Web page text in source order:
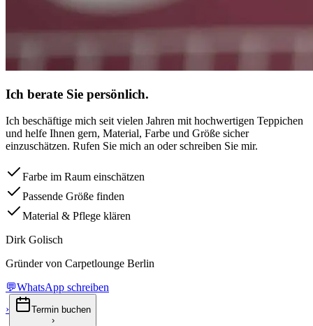
Ich berate Sie persönlich.
Ich beschäftige mich seit vielen Jahren mit hochwertigen Teppichen
und helfe Ihnen gern, Material, Farbe und Größe sicher
einzuschätzen. Rufen Sie mich an oder schreiben Sie mir.
Farbe im Raum einschätzen
Passende Größe finden
Material & Pflege klären
Dirk Golisch
Gründer von Carpetlounge Berlin
💬WhatsApp schreiben
›
Termin buchen
›